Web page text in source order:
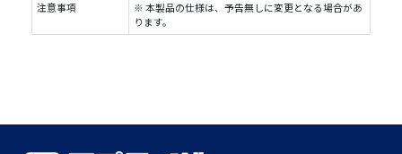
注意事項
※ 本製品の仕様は、予告無しに変更となる場合があ
ります。